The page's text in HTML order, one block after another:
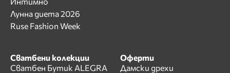
Лунна диета 2026
Ruse Fashion Week
Сватбени колекции
Сватбен Бутик ALEGRA
Оферти
Дамски дрехи